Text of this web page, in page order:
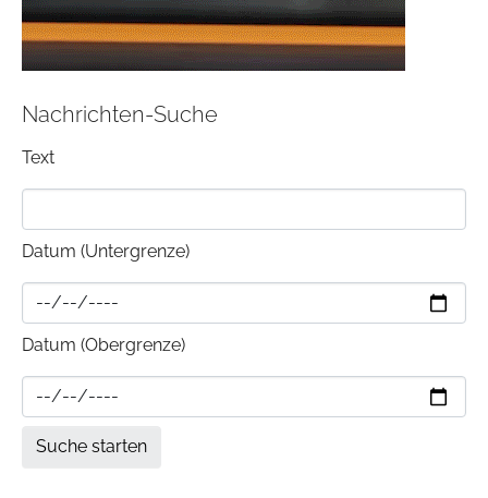
Nachrichten-Suche
Text
Datum (Untergrenze)
Datum (Obergrenze)